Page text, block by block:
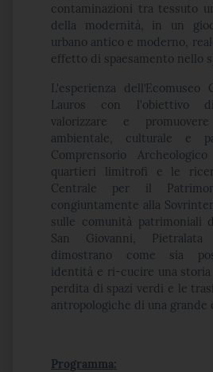
contaminazioni tra tessuto
della modernità, in un
urbano antico e moderno,
effetto di spaesamento nello
L'esperienza dell’Ecomuseo
Lauros con l'obiettivo di
valorizzare e
ambientale, culturale e
Comprensorio
quartieri limitrofi e le
Centrale per il
congiuntamente alla
sulle comunità patrimoniali
San Giovanni,
dimostrano come sia
identità e ri-cucire una
perdita di spazi verdi e le
antropologiche di una grande
Programma: